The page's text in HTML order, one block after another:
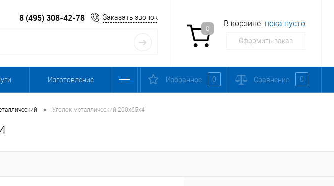
8 (495) 308-42-78 Заказать звонок
0
В корзине пока пусто
Оформить заказ
Изготовление Избранное 0 Сравнение 0
• Уголок металлический 200х65х4